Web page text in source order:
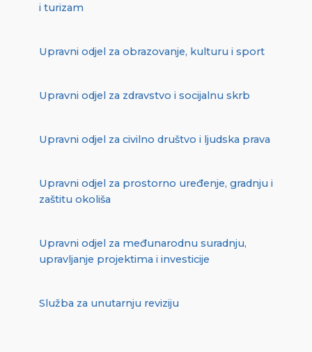
i turizam
Upravni odjel za obrazovanje, kulturu i sport
Upravni odjel za zdravstvo i socijalnu skrb
Upravni odjel za civilno društvo i ljudska prava
Upravni odjel za prostorno uređenje, gradnju i
zaštitu okoliša
Upravni odjel za međunarodnu suradnju,
upravljanje projektima i investicije
Služba za unutarnju reviziju